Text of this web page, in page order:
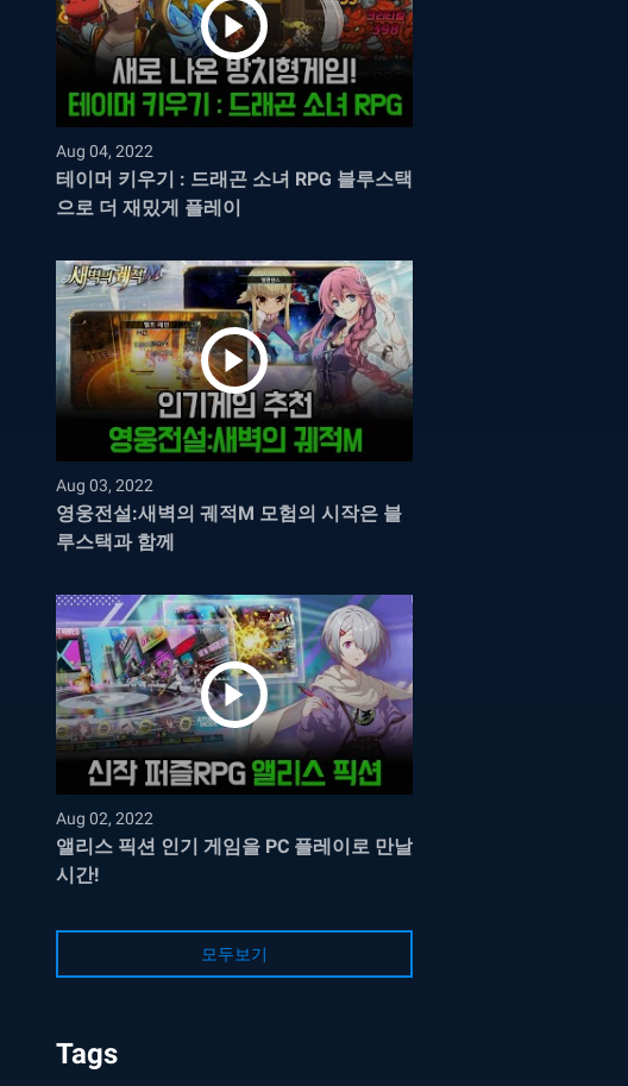
Aug 04, 2022
테이머 키우기 : 드래곤 소녀 RPG 블루스택
으로 더 재밌게 플레이
Aug 03, 2022
영웅전설:새벽의 궤적M 모험의 시작은 블
루스택과 함께
Aug 02, 2022
앨리스 픽션 인기 게임을 PC 플레이로 만날
시간!
모두보기
Tags